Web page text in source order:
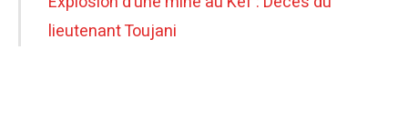
lieutenant Toujani